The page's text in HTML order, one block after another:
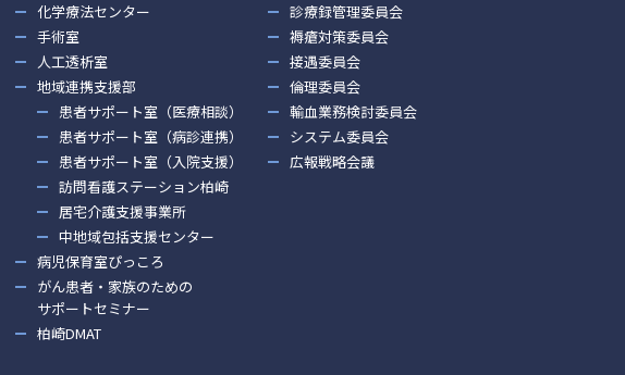
化学療法センター
手術室
人工透析室
地域連携支援部
患者サポート室（医療相談）
患者サポート室（病診連携）
患者サポート室（入院支援）
訪問看護ステーション柏崎
居宅介護支援事業所
中地域包括支援センター
病児保育室ぴっころ
がん患者・家族のための
サポートセミナー
柏崎DMAT
診療録管理委員会
褥瘡対策委員会
接遇委員会
倫理委員会
輸血業務検討委員会
システム委員会
広報戦略会議